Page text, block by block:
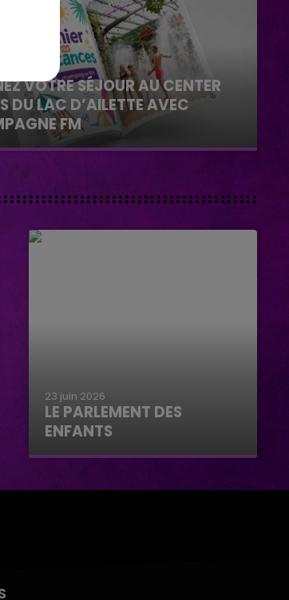
VOTRE SÉJOUR AU CENTER
DU LAC D’AILETTE AVEC
FM
23 juin 2026
LE PARLEMENT DES
ENFANTS
Le parlement des enfants